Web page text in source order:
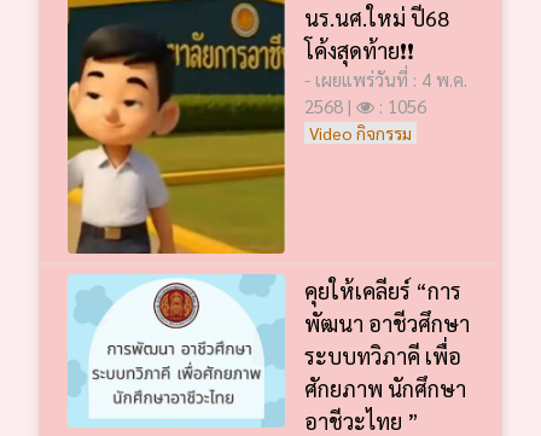
นร.นศ.ใหม่ ปี68
โค้งสุดท้าย❗️❗️
- เผยแพร่วันที่ : 4 พ.ค.
2568 |
: 1056
Video กิจกรรม
คุยให้เคลียร์ “การ
พัฒนา อาชีวศึกษา
ระบบทวิภาคี เพื่อ
ศักยภาพ นักศึกษา
อาชีวะไทย ”